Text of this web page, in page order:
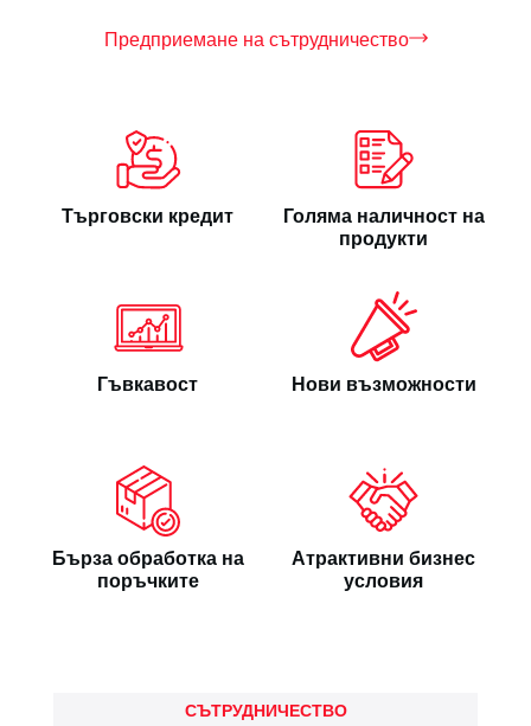
Предприемане на сътрудничество
Търговски кредит
Голяма наличност на
продукти
Гъвкавост Нови възможности
Бърза обработка на
поръчките
Атрактивни бизнес
условия
СЪТРУДНИЧЕСТВО